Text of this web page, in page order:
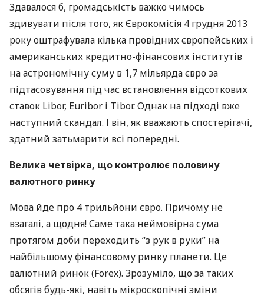
Здавалося б, громадськість важко чимось
здивувати після того, як Єврокомісія 4 грудня 2013
року оштрафувала кілька провідних європейських і
американських кредитно-фінансових інститутів
на астрономічну суму в 1,7 мільярда євро за
підтасовування під час встановлення відсоткових
ставок Libor, Euribor і Tibor. Однак на підході вже
наступний скандал. І він, як вважають спостерігачі,
здатний затьмарити всі попередні.
Велика четвірка, що контролює половину
валютного ринку
Мова йде про 4 трильйони євро. Причому не
взагалі, а щодня! Саме така неймовірна сума
протягом доби переходить “з рук в руки” на
найбільшому фінансовому ринку планети. Це
валютний ринок (Forex). Зрозуміло, що за таких
обсягів будь-які, навіть мікроскопічні зміни